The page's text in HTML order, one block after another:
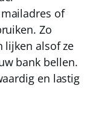
of
Zo
lijken alsof ze
bank bellen.
en lastig